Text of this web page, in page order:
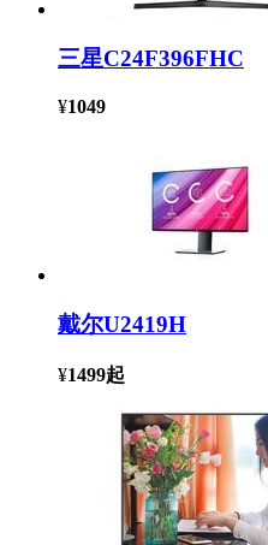
三星C24F396FHC
¥1049
戴尔U2419H
¥1499起